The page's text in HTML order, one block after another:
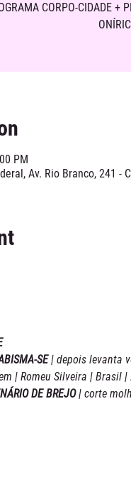
CORPO-CIDADE +
PM
Av. Rio Branco, 241 -
SE | depois levanta
| Romeu Silveira | Brasil
DE BREJO | corte